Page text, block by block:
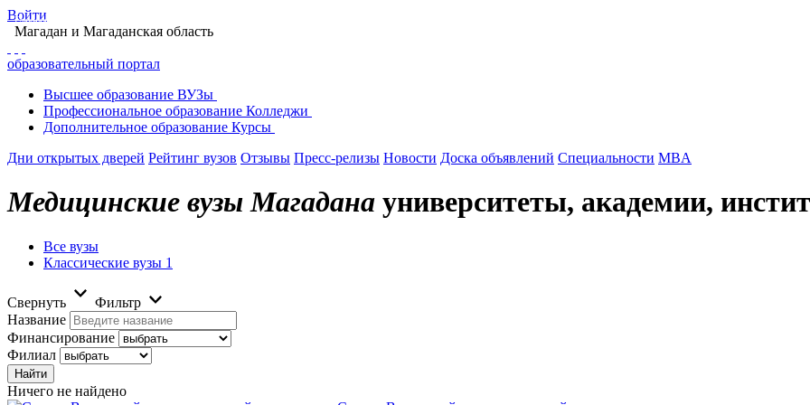
Войти
Магадан и Магаданская область
образовательный портал
Высшее образование ВУЗы
Профессиональное образование Колледжи
Дополнительное образование Курсы
Дни открытых дверей Рейтинг вузов Отзывы Пресс-релизы Новости Доска объявлений Специальности MBA
Медицинские вузы Магадана университеты, академии,
Главная
Все вузы
Классические вузы 1
Свернуть
Фильтр
Название
Финансирование
Филиал
Ничего не найдено